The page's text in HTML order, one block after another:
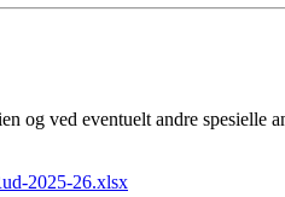
og ved eventuelt andre spesielle
2025-26.xlsx